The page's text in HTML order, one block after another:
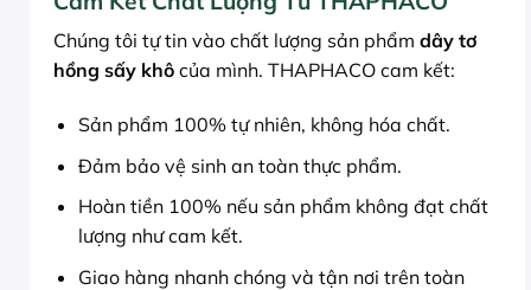
Chúng tôi tự tin vào chất lượng sản phẩm dây tơ
hồng sấy khô của mình. THAPHACO cam kết:
Sản phẩm 100% tự nhiên, không hóa chất.
Đảm bảo vệ sinh an toàn thực phẩm.
Hoàn tiền 100% nếu sản phẩm không đạt chất
lượng như cam kết.
Giao hàng nhanh chóng và tận nơi trên toàn